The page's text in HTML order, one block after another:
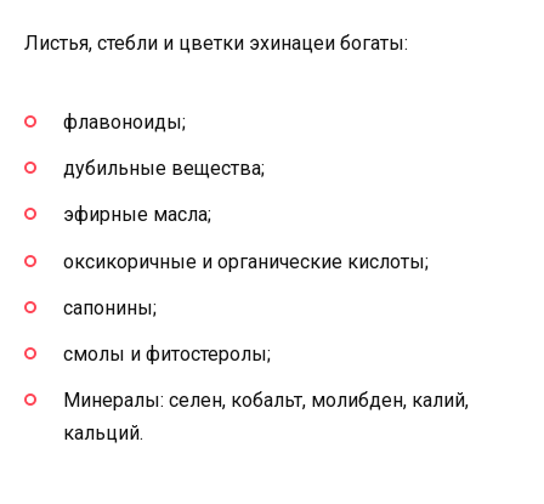
Листья, стебли и цветки эхинацеи богаты:
флавоноиды;
дубильные вещества;
эфирные масла;
оксикоричные и органические кислоты;
сапонины;
смолы и фитостеролы;
Минералы: селен, кобальт, молибден, калий,
кальций.